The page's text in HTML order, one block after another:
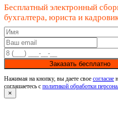
Бесплатный электронный
бухгалтера, юриста и
Заказать бесплатно
Нажимая на кнопку, вы даете свое согласие
соглашаетесь с политикой обработки
×